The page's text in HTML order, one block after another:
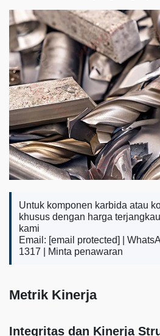
Untuk komponen karbida atau
khusus dengan harga
kami
Email: [email protected]
|
1317 |
Minta penawaran
Metrik Kinerja
Integritas dan Kinerja